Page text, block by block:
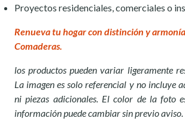
Proyectos residenciales, comerciales o
Renueva tu hogar con distinción y
Comaderas.
los productos pueden variar ligeramente
La imagen es solo referencial y no incluye
ni piezas adicionales. El color de la foto
información puede cambiar sin previo aviso.